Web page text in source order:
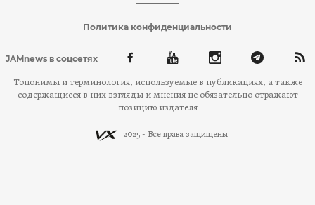
Политика конфиденциальности
JAMnews в соцсетях
Топонимы и терминология, используемые в публикациях, а также
содержащиеся в них взгляды и мнения не обязательно отражают
позицию издателя
2025 - Все права защищены